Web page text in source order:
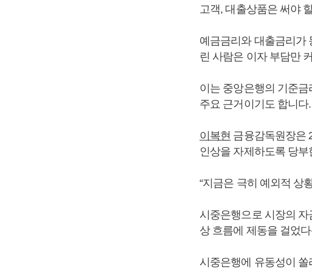
고객, 대출상품은 써야
예금금리와 대출금리가
린 사람은 이자 부담만
이는 중앙은행의 기준
주요 근거이기도 합니다.
이복현 금융감독원장은
인상을 자제하도록 당
“지금은 극히 예외적 상
시중은행으로 시장의 자
상 흐름에 제동을 걸었
시중은행에 유동성이